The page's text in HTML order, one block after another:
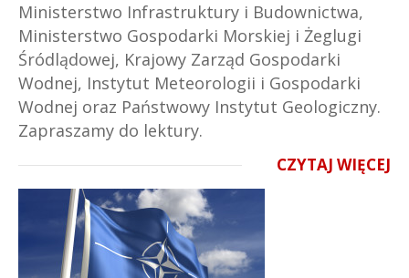
Ministerstwo Infrastruktury i Budownictwa,
Ministerstwo Gospodarki Morskiej i Żeglugi
Śródlądowej, Krajowy Zarząd Gospodarki
Wodnej, Instytut Meteorologii i Gospodarki
Wodnej oraz Państwowy Instytut Geologiczny.
Zapraszamy do lektury.
CZYTAJ WIĘCEJ